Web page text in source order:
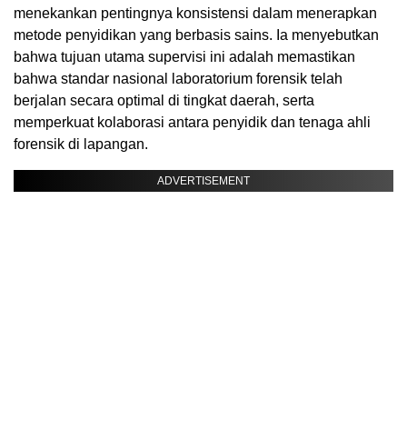
menekankan pentingnya konsistensi dalam menerapkan
metode penyidikan yang berbasis sains. Ia menyebutkan
bahwa tujuan utama supervisi ini adalah memastikan
bahwa standar nasional laboratorium forensik telah
berjalan secara optimal di tingkat daerah, serta
memperkuat kolaborasi antara penyidik dan tenaga ahli
forensik di lapangan.
ADVERTISEMENT